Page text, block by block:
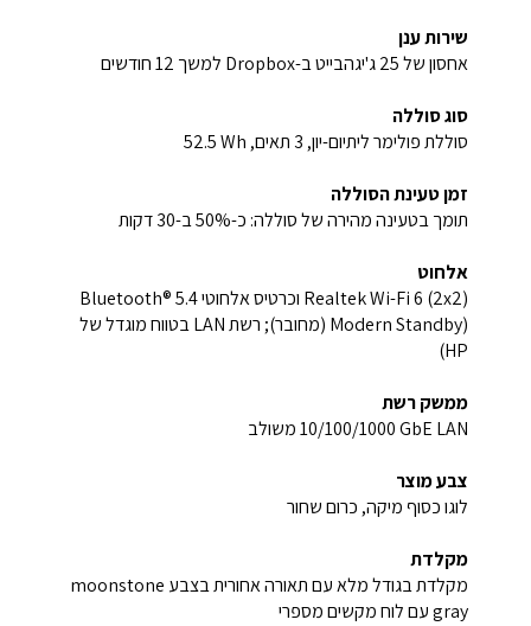
שירות ענן
אחסון של ‎25 ג'יגהבייט ב-Dropbox למשך 12 חודשים
סוג סוללה
סוללת פולימר ליתיום-יון, 3 תאים, ‎52.5 Wh
זמן טעינת הסוללה
תומך בטעינה מהירה של סוללה: כ-50% ב-30 דקות
אלחוט
Realtek Wi-Fi 6 (2x2) וכרטיס אלחוטי Bluetooth® 5.4
(Modern Standby (מחובר); רשת LAN בטווח מוגדל של
HP)
ממשק רשת
‎10/100/1000 GbE LAN‎‏ משולב
צבע מוצר
לוגו כסוף מיקה, כרום שחור
מקלדת
מקלדת בגודל מלא עם תאורה אחורית בצבע moonstone
gray עם לוח מקשים מספרי